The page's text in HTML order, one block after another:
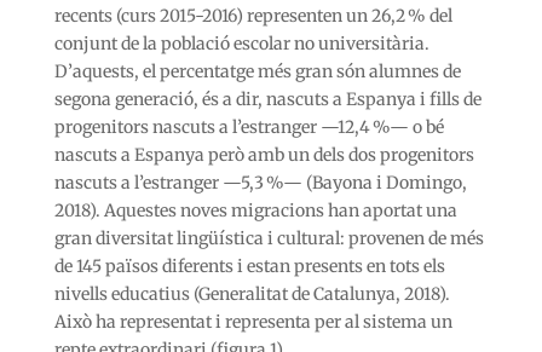
recents (curs 2015-2016) representen un 26,2 % del
conjunt de la població escolar no universitària.
D’aquests, el percentatge més gran són alumnes de
segona generació, és a dir, nascuts a Espanya i fills de
progenitors nascuts a l’estranger —12,4 %— o bé
nascuts a Espanya però amb un dels dos progenitors
nascuts a l’estranger —5,3 %— (Bayona i Domingo,
2018). Aquestes noves migracions han aportat una
gran diversitat lingüística i cultural: provenen de més
de 145 països diferents i estan presents en tots els
nivells educatius (Generalitat de Catalunya, 2018).
Això ha representat i representa per al sistema un